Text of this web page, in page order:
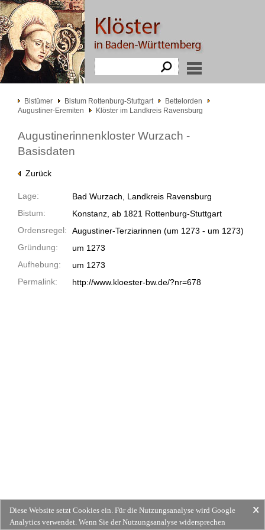
Bistümer Bistum Rottenburg-Stuttgart
Bettelorden
Augustiner-Eremiten
Klöster im Landkreis Ravensburg
Augustinerinnenkloster Wurzach -
Basisdaten
Zurück
Lage:
Bad Wurzach, Landkreis Ravensburg
Bistum:
Konstanz, ab 1821 Rottenburg-Stuttgart
Ordensregel:
Augustiner-Terziarinnen (um 1273 - um 1273)
Gründung:
um 1273
Aufhebung:
um 1273
Permalink:
http://www.kloester-bw.de/?nr=678
Diese Website setzt Cookies ein. Für die Nutzungsanalyse wird Google
Analytics verwendet. Wenn Sie der Nutzungsanalyse widersprechen